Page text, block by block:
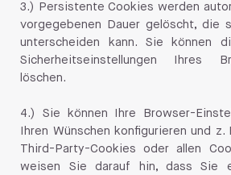
3.) Persistente Cookies werden
vorgegebenen Dauer gelöscht, die
unterscheiden kann. Sie können
Sicherheitseinstellungen Ihres
löschen.
4.) Sie können Ihre Browser-
Ihren Wünschen konfigurieren und z.
Third-Party-Cookies oder allen
weisen Sie darauf hin, dass Sie